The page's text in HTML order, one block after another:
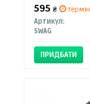
595 ₴
Артикул:
SWAG
ПРИДБАТИ